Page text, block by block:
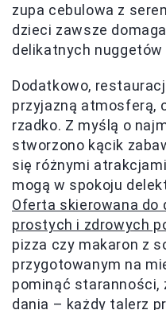
zupa cebulowa z
dzieci zawsze
delikatnych nuggetów
Dodatkowo,
przyjazną atmosferą,
rzadko. Z myślą o
stworzono kącik
się różnymi
mogą w spokoju
Oferta skierowana do
prostych i zdrowych
pizza czy makaron z
przygotowanym na
pominąć staranności,
dania – każdy talerz